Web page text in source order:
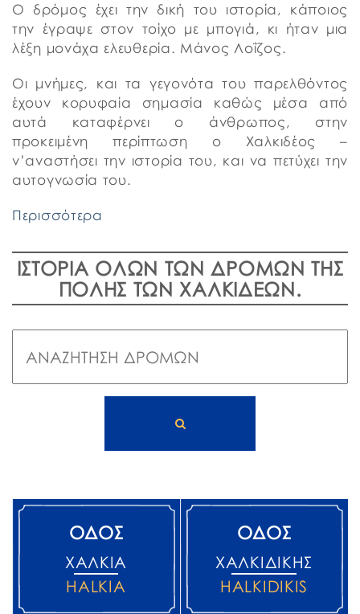
Ο δρόμος έχει την δική του ιστορία, κάποιος
την έγραψε στον τοίχο με μπογιά, κι ήταν μια
λέξη μονάχα ελευθερία. Μάνος Λοΐζος.
Οι μνήμες, και τα γεγονότα του παρελθόντος
έχουν κορυφαία σημασία καθώς μέσα από
αυτά καταφέρνει ο άνθρωπος, στην
προκειμένη περίπτωση ο Χαλκιδέος –
ν’αναστήσει την ιστορία του, και να πετύχει την
αυτογνωσία του.
Περισσότερα
ΙΣΤΟΡΙΑ ΟΛΩΝ ΤΩΝ ΔΡΟΜΩΝ ΤΗΣ
ΠΟΛΗΣ ΤΩΝ ΧΑΛΚΙΔΕΩΝ.
ΟΔΟΣ
ΧΑΛΚΙΆ
HALKIA
ΟΔΟΣ
ΧΑΛΚΙΔΙΚΉΣ
HALKIDIKIS